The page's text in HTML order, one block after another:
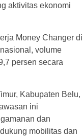
aktivitas ekonomi
Money Changer di
volume
persen secara
Kabupaten Belu,
ini
dan
mobilitas dan